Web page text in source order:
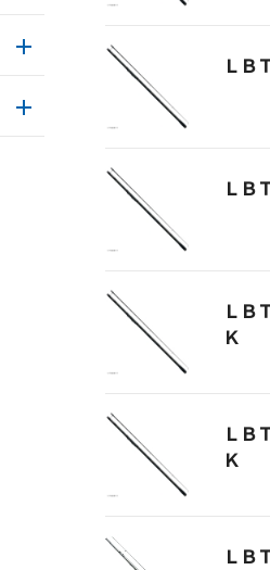
ＬＢ
ＬＢ
ＬＢ
Ｋ
ＬＢ
Ｋ
Ｌ